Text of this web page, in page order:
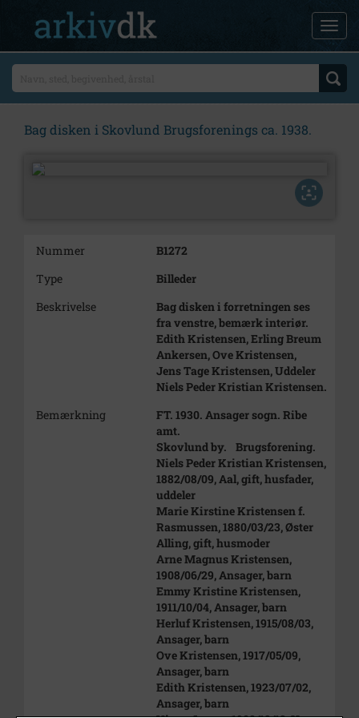
Bag disken i Skovlund Brugsforenings ca. 1938.
Nummer
B1272
Type
Billeder
Beskrivelse
Bag disken i forretningen ses
fra venstre, bemærk interiør.
Edith Kristensen, Erling Breum
Ankersen, Ove Kristensen,
Jens Tage Kristensen, Uddeler
Niels Peder Kristian Kristensen.
Bemærkning
FT. 1930. Ansager sogn. Ribe
amt.
Skovlund by. Brugsforening.
Niels Peder Kristian Kristensen,
1882/08/09, Aal, gift, husfader,
uddeler
Marie Kirstine Kristensen f.
Rasmussen, 1880/03/23, Øster
Alling, gift, husmoder
Arne Magnus Kristensen,
1908/06/29, Ansager, barn
Emmy Kristine Kristensen,
1911/10/04, Ansager, barn
Herluf Kristensen, 1915/08/03,
Ansager, barn
Ove Kristensen, 1917/05/09,
Ansager, barn
Edith Kristensen, 1923/07/02,
Ansager, barn